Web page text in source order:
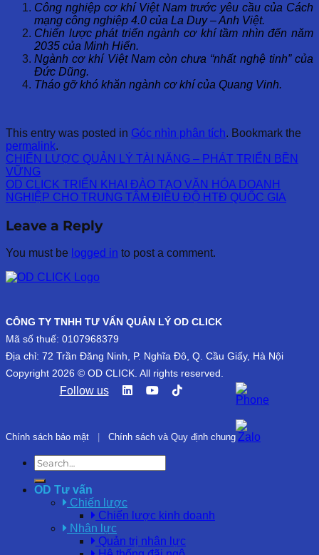
Công nghiệp cơ khí Việt Nam trước yêu cầu của Cách
mạng công nghiệp 4.0 của La Duy – Anh Việt.
Chiến lược phát triển ngành cơ khí tầm nhìn đến năm
2035 của Minh Hiển.
Ngành cơ khí Việt Nam còn chưa “nhất nghệ tinh” của
Đức Dũng.
Tháo gỡ khó khăn ngành cơ khí của Quang Vinh.
This entry was posted in Góc nhìn phân tích. Bookmark the
permalink.
CHIẾN LƯỢC QUẢN LÝ TÀI NĂNG – PHÁT TRIỂN BỀN
VỮNG
OD CLICK TRIỂN KHAI ĐÀO TẠO VĂN HÓA DOANH
NGHIỆP CHO TRUNG TÂM ĐIỀU ĐỘ HTĐ QUỐC GIA
Leave a Reply
You must be logged in to post a comment.
CÔNG TY TNHH TƯ VẤN QUẢN LÝ OD CLICK
Mã số thuế: 0107968379
Địa chỉ: 72 Trần Đăng Ninh, P. Nghĩa Đô, Q. Cầu Giấy, Hà Nội
Copyright 2026 © OD CLICK. All rights reserved.
Follow us
Chính sách bảo mật Chính sách và Quy định chung
OD Tư vấn
Chiến lược
Chiến lược kinh doanh
Nhân lực
Quản trị nhân lực